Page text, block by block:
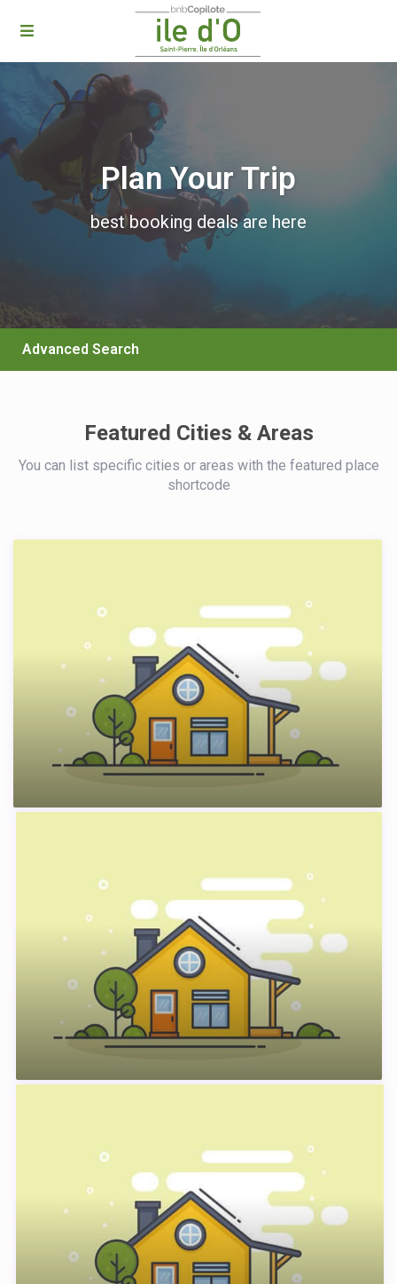
Plan Your Trip
best booking deals are here
Advanced Search
Featured Cities & Areas
You can list specific cities or areas with the featured place
shortcode